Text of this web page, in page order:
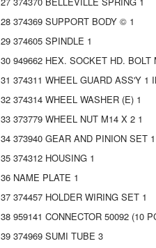
28 374369 SUPPORT BODY © 1
29 374605 SPINDLE 1
30 949662 HEX. SOCKET HD. BOLT
31 374311 WHEEL GUARD ASS'Y 1
32 374314 WHEEL WASHER (E) 1
33 373779 WHEEL NUT M14 X 2 1
34 373940 GEAR AND PINION SET 1
35 374312 HOUSING 1
36 NAME PLATE 1
37 374457 HOLDER WIRING SET 1
38 959141 CONNECTOR 50092 (10
39 374969 SUMI TUBE 3